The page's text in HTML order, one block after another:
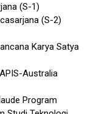
(S-1)
(S-2)
Karya Satya
Australia
Program